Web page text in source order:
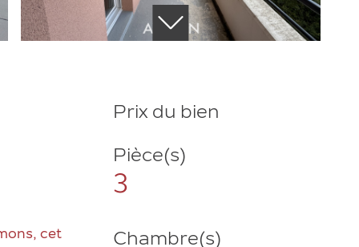
cet
Prix du bien
Pièce(s)
3
Chambre(s)